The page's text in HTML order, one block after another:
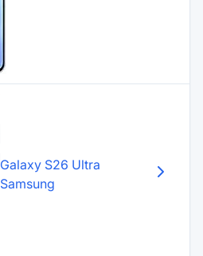
Galaxy S26 Ultra
Samsung